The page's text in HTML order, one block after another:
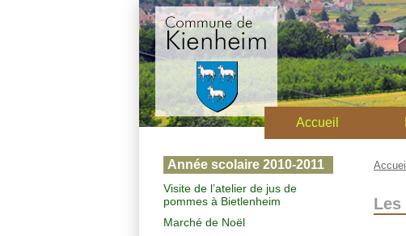
Accueil
Année scolaire 2010-2011
Visite de l’atelier de jus de
pommes à Bietlenheim
Marché de Noël
Accueil